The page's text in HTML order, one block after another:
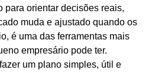
para orientar decisões reais,
muda e ajustado quando os
é uma das ferramentas mais
empresário pode ter.
um plano simples, útil e